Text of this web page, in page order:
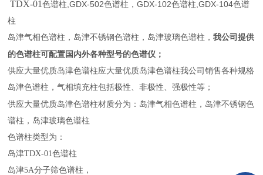
TDX-01色谱柱,GDX-502色谱柱，GDX-102色谱柱,GDX-104色谱
柱
岛津气相色谱柱，岛津不锈钢色谱柱，岛津玻璃色谱柱，我公司提供
的色谱柱可配置国内外各种型号的色谱仪；
供应大量优质岛津色谱柱应大量优质岛津色谱柱我公司销售各种规格
岛津色谱柱，气相填充柱包括极性、非极性、强极性等；
供应大量优质岛津色谱柱材质分为：岛津气相色谱柱，岛津不锈钢色
谱柱，岛津玻璃色谱柱
色谱柱类型为：
岛津TDX-01色谱柱
岛津5A分子筛色谱柱，